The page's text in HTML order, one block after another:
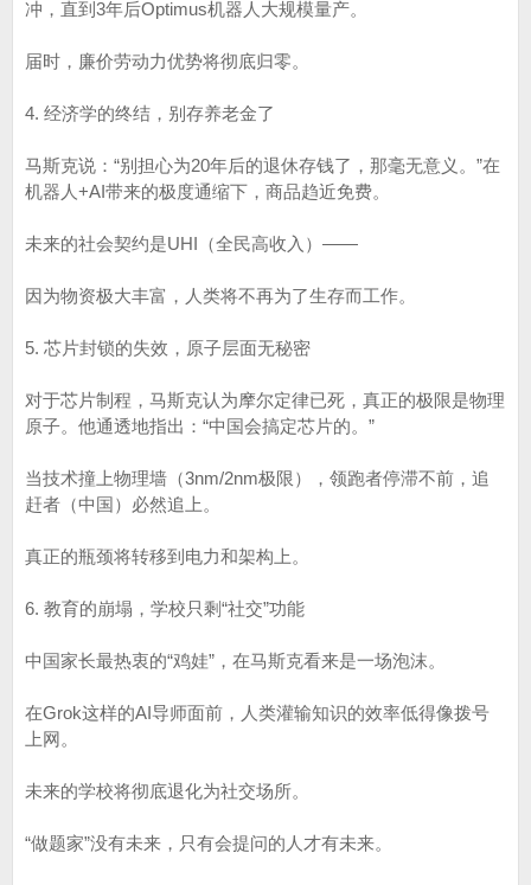
冲，直到3年后Optimus机器人大规模量产。
届时，廉价劳动力优势将彻底归零。
4. 经济学的终结，别存养老金了
马斯克说：“别担心为20年后的退休存钱了，那毫无意义。”在
机器人+AI带来的极度通缩下，商品趋近免费。
未来的社会契约是UHI（全民高收入）——
因为物资极大丰富，人类将不再为了生存而工作。
5. 芯片封锁的失效，原子层面无秘密
对于芯片制程，马斯克认为摩尔定律已死，真正的极限是物理
原子。他通透地指出：“中国会搞定芯片的。”
当技术撞上物理墙（3nm/2nm极限），领跑者停滞不前，追
赶者（中国）必然追上。
真正的瓶颈将转移到电力和架构上。
6. 教育的崩塌，学校只剩“社交”功能
中国家长最热衷的“鸡娃”，在马斯克看来是一场泡沫。
在Grok这样的AI导师面前，人类灌输知识的效率低得像拨号
上网。
未来的学校将彻底退化为社交场所。
“做题家”没有未来，只有会提问的人才有未来。